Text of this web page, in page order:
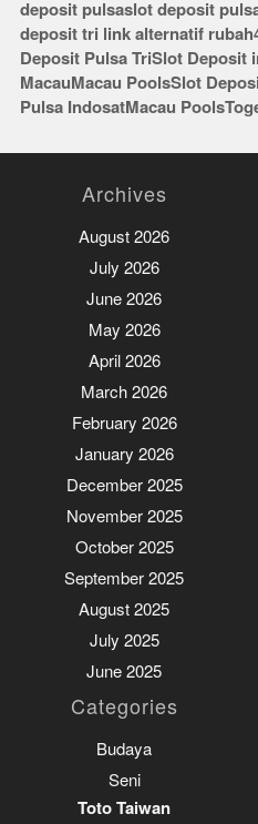
deposit pulsaslot deposit
deposit tri link alternatif
Deposit Pulsa TriSlot Deposit
MacauMacau PoolsSlot
Pulsa IndosatMacau Pools
Archives
August 2026
July 2026
June 2026
May 2026
April 2026
March 2026
February 2026
January 2026
December 2025
November 2025
October 2025
September 2025
August 2025
July 2025
June 2025
Categories
Budaya
Seni
Toto Taiwan